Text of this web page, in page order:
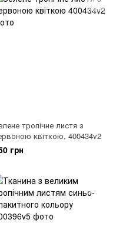
тропічне листя з
квіткою, 400434v2
грн